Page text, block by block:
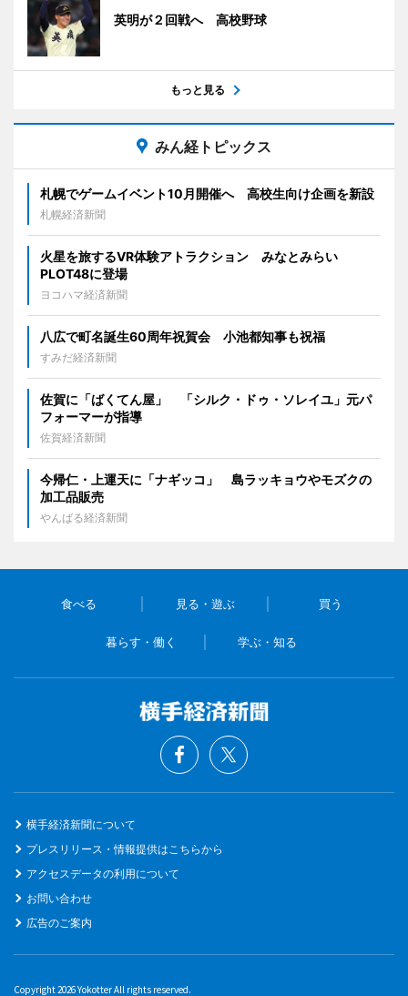
英明が２回戦へ 高校野球
もっと見る
みん経トピックス
札幌でゲームイベント10月開催へ 高校生向け企画を新設
札幌経済新聞
火星を旅するVR体験アトラクション みなとみらい
PLOT48に登場
ヨコハマ経済新聞
八広で町名誕生60周年祝賀会 小池都知事も祝福
すみだ経済新聞
佐賀に「ばくてん屋」 「シルク・ドゥ・ソレイユ」元パ
フォーマーが指導
佐賀経済新聞
今帰仁・上運天に「ナギッコ」 島ラッキョウやモズクの
加工品販売
やんばる経済新聞
食べる 見る・遊ぶ 買う
暮らす・働く 学ぶ・知る
横手経済新聞について
プレスリリース・情報提供はこちらから
アクセスデータの利用について
お問い合わせ
広告のご案内
Copyright 2026 Yokotter All rights reserved.